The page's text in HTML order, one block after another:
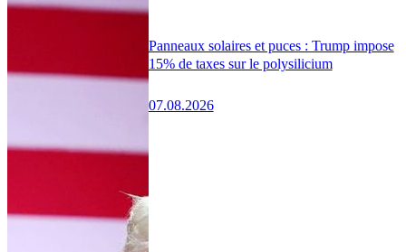
Panneaux solaires et puces : Trump impose
15% de taxes sur le polysilicium
07.08.2026